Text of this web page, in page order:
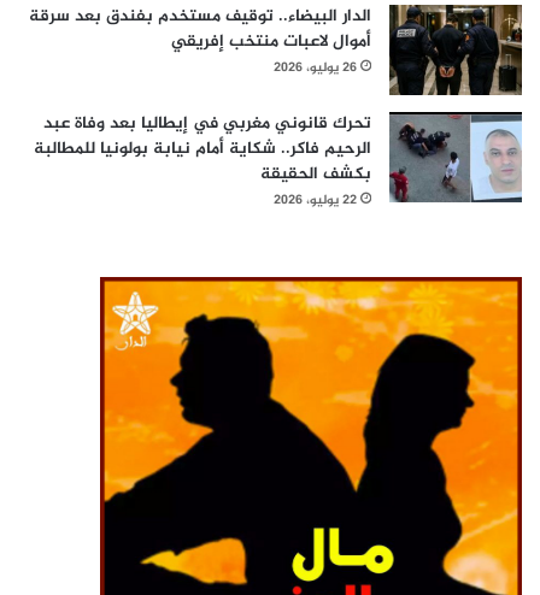
الدار البيضاء.. توقيف مستخدم بفندق بعد سرقة
أموال لاعبات منتخب إفريقي
26 يوليو، 2026
تحرك قانوني مغربي في إيطاليا بعد وفاة عبد
الرحيم فاكر.. شكاية أمام نيابة بولونيا للمطالبة
بكشف الحقيقة
22 يوليو، 2026